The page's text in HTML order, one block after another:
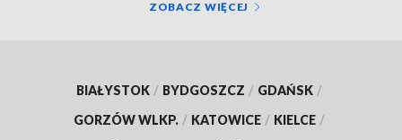
ZOBACZ WIĘCEJ
BIAŁYSTOK / BYDGOSZCZ / GDAŃSK /
GORZÓW WLKP. / KATOWICE / KIELCE /